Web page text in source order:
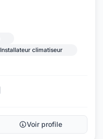
Installateur climatiseur
Voir profile